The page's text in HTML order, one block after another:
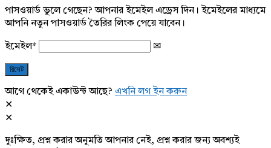
পাসওয়ার্ড ভুলে গেছেন? আপনার ইমেইল এড্রেস দিন। ইমেইলের মাধ্যমে
আপনি নতুন পাসওয়ার্ড তৈরির লিংক পেয়ে যাবেন।
ইমেইল*
আগে থেকেই একাউন্ট আছে? এখনি লগ ইন করুন
দুঃক্ষিত, প্রশ্ন করার অনুমতি আপনার নেই, প্রশ্ন করার জন্য অবশ্যই